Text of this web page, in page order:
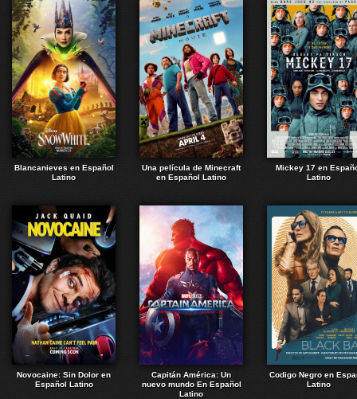
Blancanieves en Español
Latino
Una película de Minecraft
en Español Latino
Mickey 17 en
Latino
Novocaine: Sin Dolor en
Español Latino
Capitán América: Un
nuevo mundo En Español
Latino
Codigo Negro en
Latino